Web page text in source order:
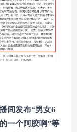
间发布“男女6
一个阿胶啊”等